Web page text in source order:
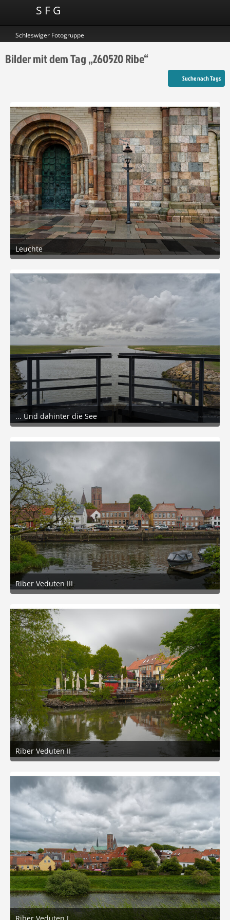
S F G
Schleswiger Fotogruppe
Bilder mit dem Tag „260520 Ribe“
Suche nach Tags
Leuchte
21. Mai 2026 um 18:19
... Und dahinter die See
21. Mai 2026 um 17:32
Riber Veduten III
21. Mai 2026 um 17:16
Riber Veduten II
21. Mai 2026 um 17:16